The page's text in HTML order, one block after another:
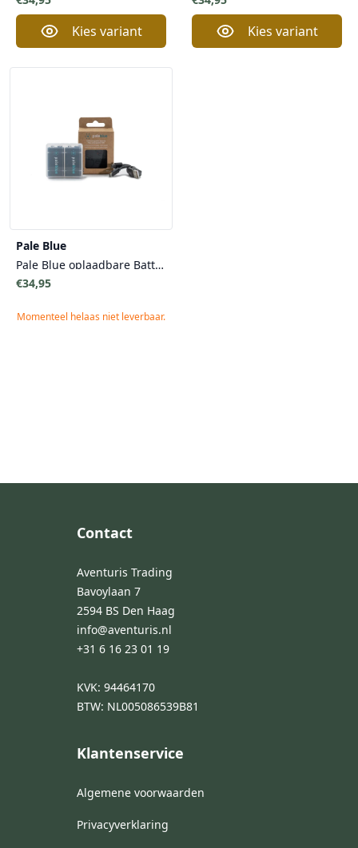
Kies variant Kies variant
Pale Blue
Pale Blue oplaadbare Batterijen - 2x 9V Oplaadbare Li-On Batterijen - Duurzaamheid Veilig Snel
€34,95
Momenteel helaas niet leverbaar.
Contact
Aventuris Trading
Bavoylaan 7
2594 BS Den Haag
info@aventuris.nl
+31 6 16 23 01 19
KVK: 94464170
BTW: NL005086539B81
Klantenservice
Algemene voorwaarden
Privacyverklaring